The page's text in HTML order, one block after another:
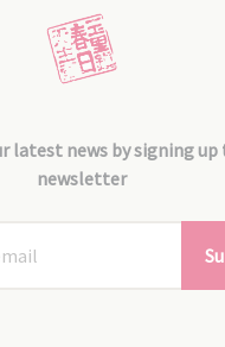
latest news by signing
newsletter